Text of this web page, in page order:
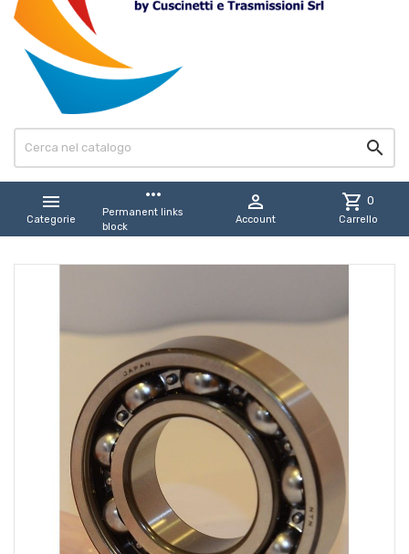


Categorie
more_horiz
Permanent links
block

Account
shopping_cart 0
Carrello